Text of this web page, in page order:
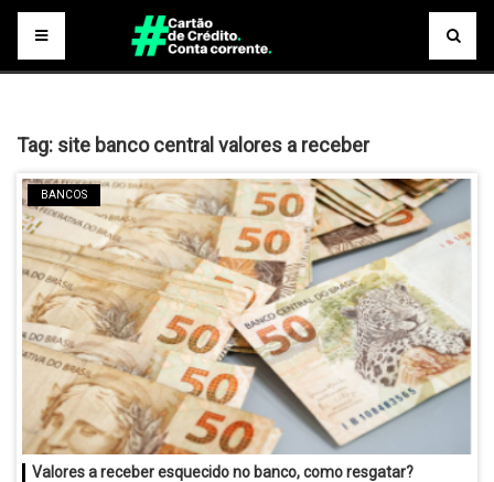
Tag: site banco central valores a receber
BANCOS
Valores a receber esquecido no banco, como resgatar?